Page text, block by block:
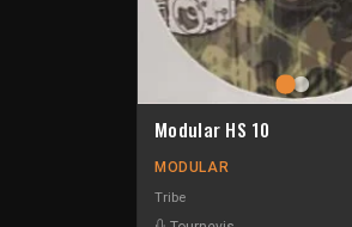
Modular HS 10
MODULAR
Tribe